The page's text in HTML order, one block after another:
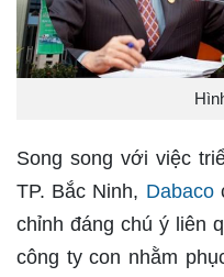
Song song với việc
TP. Bắc Ninh, Dabaco
chỉnh đáng chú ý liên
công ty con nhằm